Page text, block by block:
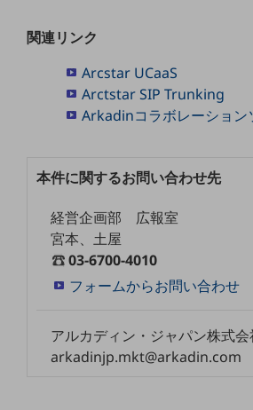
データプラス
IoT向け回線料金
モバイルサービス
端末の一元管理
セキュリティ
運用保守・故障紛失サポート
回線・ネットワーク
関連リンク
Arcstar UCaaS
Arctstar SIP Trunking
Arkadinコラボレーション
本件に関するお問い合わせ先
経営企画部 広報室
宮本、土屋
03-6700-4010
フォームからお問い合わせ
アルカディン・ジャパン株式
arkadinjp.mkt@arkadin.com